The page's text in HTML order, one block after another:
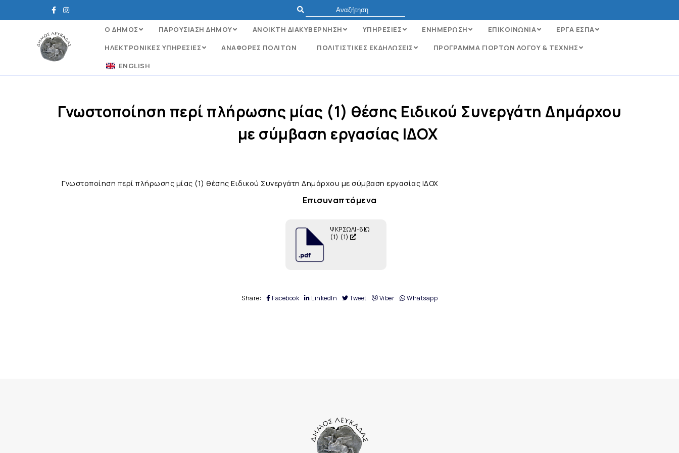
Ο ΔΗΜΟΣ ΠΑΡΟΥΣΙΑΣΗ ΔΗΜΟΥ ΑΝΟΙΚΤΗ ΔΙΑΚΥΒΕΡΝΗΣΗ ΥΠΗΡΕΣΙΕΣ ΕΝΗΜΕΡΩΣΗ ΕΠΙΚΟΙΝΩΝΙΑ
ΕΡΓΑ ΕΣΠΑ
ΗΛΕΚΤΡΟΝΙΚΈΣ ΥΠΗΡΕΣΊΕΣ
ΑΝΑΦΟΡΈΣ ΠΟΛΙΤΏΝ ΠΟΛΙΤΙΣΤΙΚΕΣ ΕΚΔΗΛΩΣΕΙΣ
ΠΡΟΓΡΑΜΜΑ ΓΙΟΡΤΩΝ ΛΟΓΟΥ & ΤΕΧΝΗΣ
ENGLISH
Γνωστοποίηση περί πλήρωσης μίας (1) θέσης Ειδικού Συνεργάτη Δημάρχου
με σύμβαση εργασίας ΙΔΟΧ
Γνωστοποίηση περί πλήρωσης μίας (1) θέσης Ειδικού Συνεργάτη Δημάρχου με σύμβαση εργασίας ΙΔΟΧ
Επισυναπτόμενα
ΨΚΡΣΩΛΙ-6ΙΩ
(1) (1)
Share: Facebook LinkedIn Tweet Viber Whatsapp